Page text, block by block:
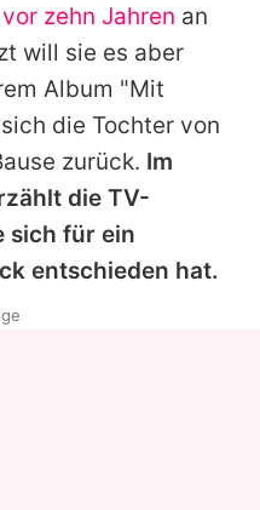
vor zehn Jahren an
will sie es aber
Album "Mit
die Tochter von
zurück. Im
die TV-
sich für ein
entschieden hat.